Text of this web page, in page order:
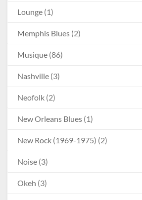
Lounge (1)
Memphis Blues (2)
Musique (86)
Nashville (3)
Neofolk (2)
New Orleans Blues (1)
New Rock (1969-1975) (2)
Noise (3)
Okeh (3)